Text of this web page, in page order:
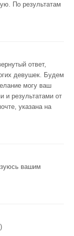
По результатам
ответ,
девушек. Будем
могу ваш
и результатами от
указана на
вашим